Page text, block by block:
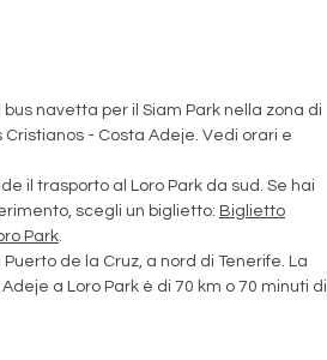
bus navetta per il Siam Park nella zona di
Cristianos - Costa Adeje. Vedi orari e
il trasporto al Loro Park da sud. Se hai
scegli un biglietto: Biglietto
Park.
Puerto de la Cruz, a nord di Tenerife. La
a Loro Park è di 70 km o 70 minuti di